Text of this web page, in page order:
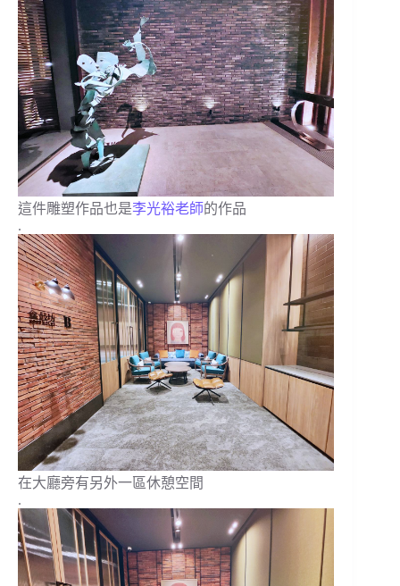
這件雕塑作品也是李光裕老師的作品
.
在大廳旁有另外一區休憩空間
.